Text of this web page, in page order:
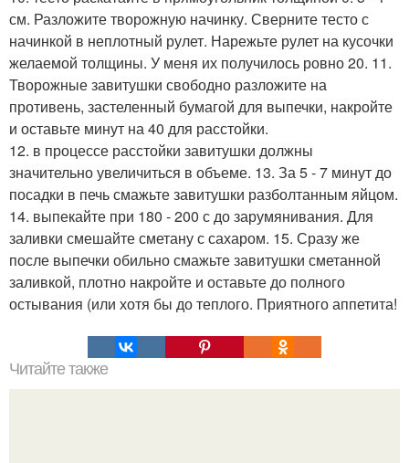
см. Разложите творожную начинку. Сверните тесто с
начинкой в неплотный рулет. Нарежьте рулет на кусочки
желаемой толщины. У меня их получилось ровно 20. 11.
Творожные завитушки свободно разложите на
противень, застеленный бумагой для выпечки, накройте
и оставьте минут на 40 для расстойки.
12. в процессе расстойки завитушки должны
значительно увеличиться в объеме. 13. За 5 - 7 минут до
посадки в печь смажьте завитушки разболтанным яйцом.
14. выпекайте при 180 - 200 с до зарумянивания. Для
заливки смешайте сметану с сахаром. 15. Сразу же
после выпечки обильно смажьте завитушки сметанной
заливкой, плотно накройте и оставьте до полного
остывания (или хотя бы до теплого. Приятного аппетита!
Читайте также